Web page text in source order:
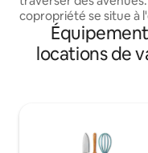
copropriété se situe à
commence le sable.
l'expérience exclusive
dormir et se réveiller
sécurité et un lien avec
locations de